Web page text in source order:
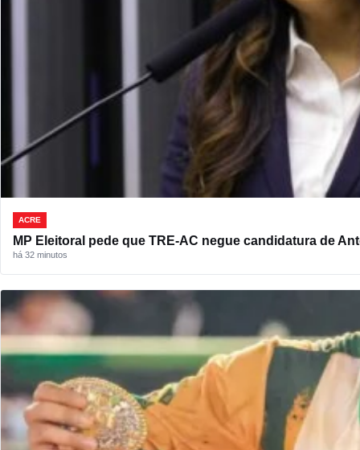
ACRE
MP Eleitoral pede que TRE-AC negue candidatura de
há 32 minutos